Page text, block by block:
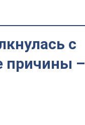
с
причины –